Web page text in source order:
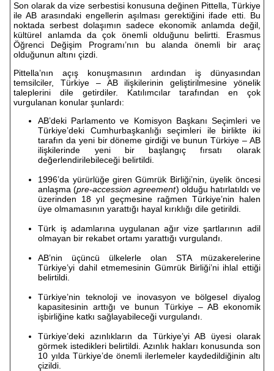
Son olarak da vize serbestisi konusuna değinen Pittella, Türkiye
ile AB arasındaki engellerin aşılması gerektiğini ifade etti. Bu
noktada serbest dolaşımın sadece ekonomik anlamda değil,
kültürel anlamda da çok önemli olduğunu belirtti. Erasmus
Öğrenci Değişim Programı’nın bu alanda önemli bir araç
olduğunun altını çizdi.
Pittella’nın açış konuşmasının ardından iş dünyasından
temsilciler, Türkiye – AB ilişkilerinin geliştirilmesine yönelik
taleplerini dile getirdiler. Katılımcılar tarafından en çok
vurgulanan konular şunlardı:
AB’deki Parlamento ve Komisyon Başkanı Seçimleri ve
Türkiye’deki Cumhurbaşkanlığı seçimleri ile birlikte iki
tarafın da yeni bir döneme girdiği ve bunun Türkiye – AB
ilişkilerinde yeni bir başlangıç fırsatı olarak
değerlendirilebileceği belirtildi.
1996’da yürürlüğe giren Gümrük Birliği’nin, üyelik öncesi
anlaşma (pre-accession agreement) olduğu hatırlatıldı ve
üzerinden 18 yıl geçmesine rağmen Türkiye’nin halen
üye olmamasının yarattığı hayal kırıklığı dile getirildi.
Türk iş adamlarına uygulanan ağır vize şartlarının adil
olmayan bir rekabet ortamı yarattığı vurgulandı.
AB’nin üçüncü ülkelerle olan STA müzakerelerine
Türkiye’yi dahil etmemesinin Gümrük Birliği’ni ihlal ettiği
belirtildi.
Türkiye’nin teknoloji ve inovasyon ve bölgesel diyalog
kapasitesinin arttığı ve bunun Türkiye – AB ekonomik
işbirliğine katkı sağlayabileceği vurgulandı.
Türkiye’deki azınlıkların da Türkiye’yi AB üyesi olarak
görmek istedikleri belirtildi. Azınlık hakları konusunda son
10 yılda Türkiye’de önemli ilerlemeler kaydedildiğinin altı
çizildi.